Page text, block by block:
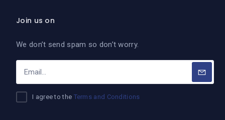
Join us on
We don’t send spam so don’t worry.
I agree to the Terms and Conditions